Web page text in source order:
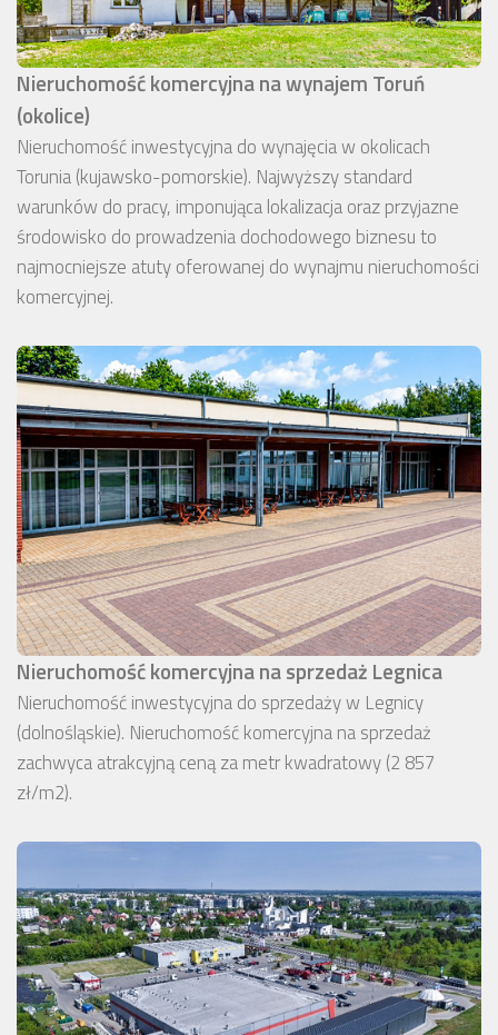
Nieruchomość komercyjna na wynajem Toruń
(okolice)
Nieruchomość inwestycyjna do wynajęcia w okolicach
Torunia (kujawsko-pomorskie). Najwyższy standard
warunków do pracy, imponująca lokalizacja oraz przyjazne
środowisko do prowadzenia dochodowego biznesu to
najmocniejsze atuty oferowanej do wynajmu nieruchomości
komercyjnej.
Nieruchomość komercyjna na sprzedaż Legnica
Nieruchomość inwestycyjna do sprzedaży w Legnicy
(dolnośląskie). Nieruchomość komercyjna na sprzedaż
zachwyca atrakcyjną ceną za metr kwadratowy (2 857
zł/m2).